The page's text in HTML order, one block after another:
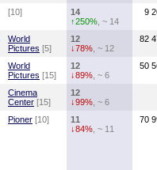
[10]
14
↑250% , ~ 14
9
World
Pictures [5]
12
↓78% , ~ 12
82
World
Pictures [15]
12
↓89% , ~ 6
50
Cinema
Center [15]
12
↓99% , ~ 6
Pioner [10]
11
↓84% , ~ 11
70